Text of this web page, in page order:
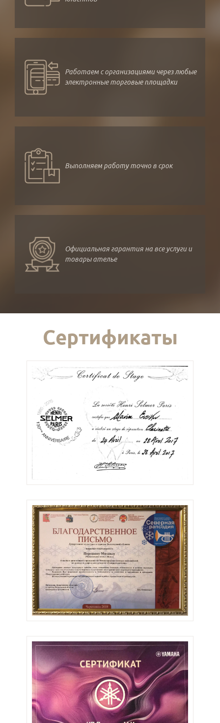
Работаем с организациями через любые
электронные торговые площадки
Выполняем работу точно в срок
Официальная гарантия на все услуги и
товары ателье
Сертификаты